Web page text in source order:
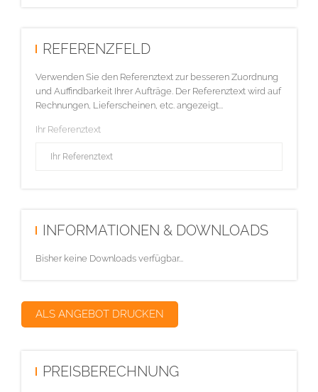
REFERENZFELD
Verwenden Sie den Referenztext zur besseren Zuordnung
und Auffindbarkeit Ihrer Aufträge. Der Referenztext wird auf
Rechnungen, Lieferscheinen, etc. angezeigt...
Ihr Referenztext
INFORMATIONEN & DOWNLOADS
Bisher keine Downloads verfügbar...
ALS ANGEBOT DRUCKEN
PREISBERECHNUNG